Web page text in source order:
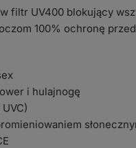
filtr UV400 blokujący
100% ochronę
i hulajnogę